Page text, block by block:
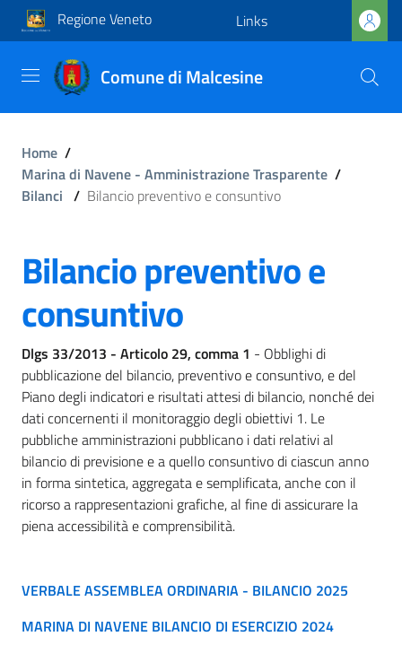
Regione Veneto Links
Comune di Malcesine
Home /
Marina di Navene - Amministrazione Trasparente /
Bilanci / Bilancio preventivo e consuntivo
Bilancio preventivo e
consuntivo
Dlgs 33/2013 - Articolo 29, comma 1 - Obblighi di
pubblicazione del bilancio, preventivo e consuntivo, e del
Piano degli indicatori e risultati attesi di bilancio, nonché dei
dati concernenti il monitoraggio degli obiettivi 1. Le
pubbliche amministrazioni pubblicano i dati relativi al
bilancio di previsione e a quello consuntivo di ciascun anno
in forma sintetica, aggregata e semplificata, anche con il
ricorso a rappresentazioni grafiche, al fine di assicurare la
piena accessibilità e comprensibilità.
VERBALE ASSEMBLEA ORDINARIA - BILANCIO 2025
MARINA DI NAVENE BILANCIO DI ESERCIZIO 2024